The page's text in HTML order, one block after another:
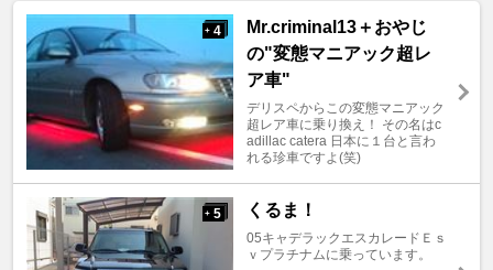
+ 4
Mr.criminal13＋おやじ
の"変態マニアック超レ
ア車"
デリスペからこの変態マニアック
超レア車に乗り換え！ その名はc
adillac catera 日本に１台と言わ
れる珍車ですよ(笑)
+ 5 くるま！
05キャデラックエスカレードＥｓ
ｖプラチナムに乗っています。